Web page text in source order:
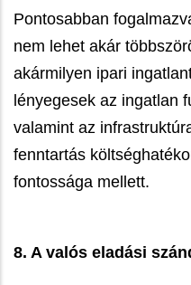
Pontosabban
nem lehet akár
akármilyen ipari
lényegesek az ingatlan
valamint az
fenntartás
fontossága mellett.
8. A valós eladási